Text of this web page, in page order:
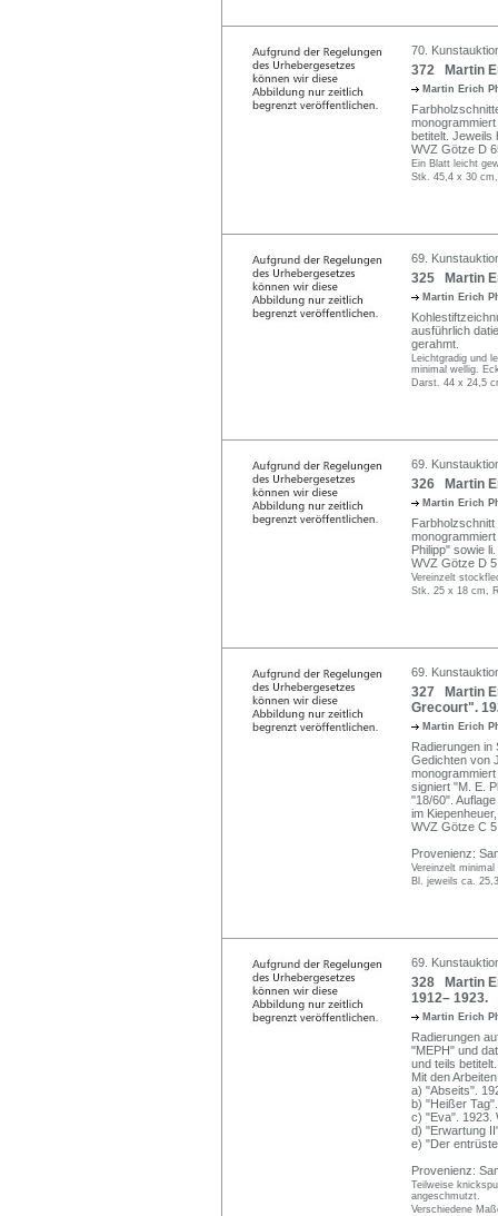
70.
372 Martin
Martin Erich
betitelt. Jeweils
WVZ Götze D
Ein Blatt leicht
Stk. 45,4 x 30
69.
325 Martin
Martin Erich
ausführlich
gerahmt.
Leichtgradig und
minimal wellig.
Darst. 44 x 24,5
69.
326 Martin
Martin Erich
Philipp" sowie
WVZ Götze D
Vereinzelt
Stk. 25 x 18 cm,
69.
327 Martin
Grecourt".
Martin Erich
Radierungen
Gedichten von
signiert "M. E.
"18/60".
im
WVZ Götze C
Provenienz:
Vereinzelt
Bl. jeweils ca.
69.
328 Martin
1912– 1923.
Martin Erich
Radierungen
"MEPH" und
und teils
Mit den
a) "Abseits".
b) "Heißer
c) "Eva". 1923.
d) "Erwartung
e) "Der
Provenienz:
Teilweise
angeschmutzt.
Verschiedene